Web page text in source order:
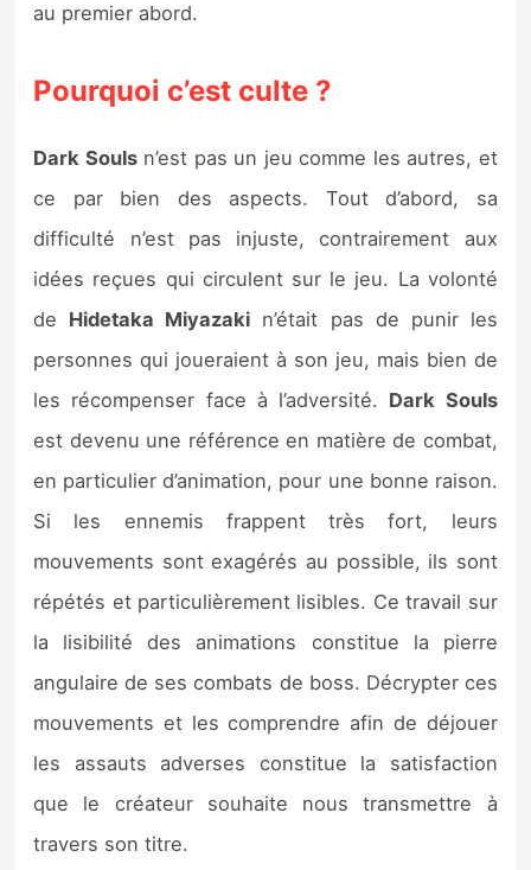
au premier abord.
Pourquoi c’est culte ?
Dark Soulsn’est pas un jeu comme les autres, et
ce par bien des aspects. Tout d’abord, sa
difficulté n’est pas injuste, contrairement aux
idées reçues qui circulent sur le jeu. La volonté
de Hidetaka Miyazaki n’était pas de punir les
personnes qui joueraient à son jeu, mais bien de
les récompenser face à l’adversité. Dark Souls
est devenu une référence en matière de combat,
en particulier d’animation, pour une bonne raison.
Si les ennemis frappent très fort, leurs
mouvements sont exagérés au possible, ils sont
répétés et particulièrement lisibles. Ce travail sur
la lisibilité des animations constitue la pierre
angulaire de ses combats de boss. Décrypter ces
mouvements et les comprendre afin de déjouer
les assauts adverses constitue la satisfaction
que le créateur souhaite nous transmettre à
travers son titre.